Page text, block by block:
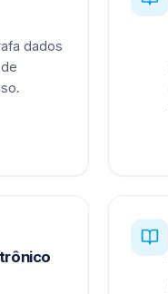
dados